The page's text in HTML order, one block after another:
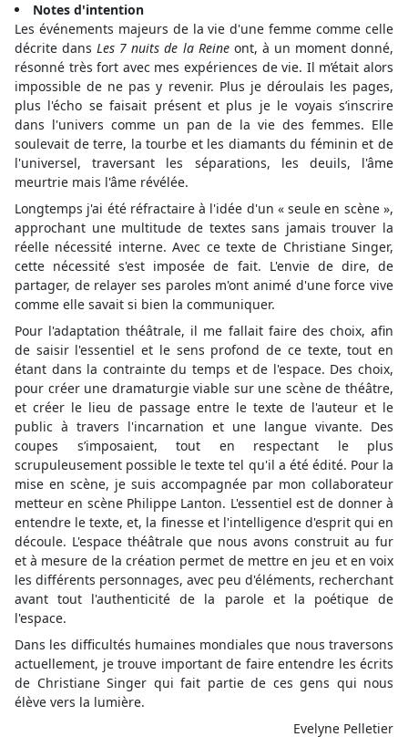
Notes d'intention
Les événements majeurs de la vie d'une femme comme celle
décrite dansLes 7 nuits de la Reineont, à un moment donné,
résonné très fort avec mes expériences de vie. Il m’était alors
impossible de ne pas y revenir. Plus je déroulais les pages,
plus l'écho se faisait présent et plus je le voyais s’inscrire
dans l'univers comme un pan de la vie des femmes. Elle
soulevait de terre, la tourbe et les diamants du féminin et de
l'universel, traversant les séparations, les deuils, l'âme
meurtrie mais l'âme révélée.
Longtemps j'ai été réfractaire à l'idée d'un « seule en scène »,
approchant une multitude de textes sans jamais trouver la
réelle nécessité interne. Avec ce texte de Christiane Singer,
cette nécessité s'est imposée de fait. L'envie de dire, de
partager, de relayer ses paroles m'ont animé d'une force vive
comme elle savait si bien la communiquer.
Pour l'adaptation théâtrale, il me fallait faire des choix, afin
de saisir l'essentiel et le sens profond de ce texte, tout en
étant dans la contrainte du temps et de l'espace. Des choix,
pour créer une dramaturgie viable sur une scène de théâtre,
et créer le lieu de passage entre le texte de l'auteur et le
public à travers l'incarnation et une langue vivante. Des
coupes s’imposaient, tout en respectant le plus
scrupuleusement possible le texte tel qu'il a été édité. Pour la
mise en scène, je suis accompagnée par mon collaborateur
metteur en scène Philippe Lanton. L'essentiel est de donner à
entendre le texte, et, la finesse et l'intelligence d'esprit qui en
découle. L'espace théâtrale que nous avons construit au fur
et à mesure de la création permet de mettre en jeu et en voix
les différents personnages, avec peu d'éléments, recherchant
avant tout l'authenticité de la parole et la poétique de
l'espace.
Dans les difficultés humaines mondiales que nous traversons
actuellement, je trouve important de faire entendre les écrits
de Christiane Singer qui fait partie de ces gens qui nous
élève vers la lumière.
Evelyne Pelletier